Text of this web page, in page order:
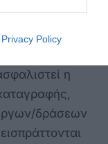
Privacy Policy
την
η
δράσεων